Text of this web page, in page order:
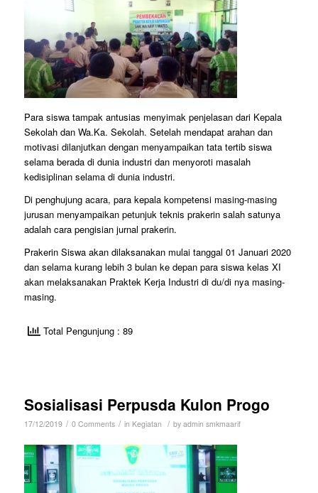
Para siswa tampak antusias menyimak penjelasan dari Kepala
Sekolah dan Wa.Ka. Sekolah. Setelah mendapat arahan dan
motivasi dilanjutkan dengan menyampaikan tata tertib siswa
selama berada di dunia industri dan menyoroti masalah
kedisiplinan selama di dunia industri.
Di penghujung acara, para kepala kompetensi masing-masing
jurusan menyampaikan petunjuk teknis prakerin salah satunya
adalah cara pengisian jurnal prakerin.
Prakerin Siswa akan dilaksanakan mulai tanggal 01 Januari 2020
dan selama kurang lebih 3 bulan ke depan para siswa kelas XI
akan melaksanakan Praktek Kerja Industri di du/di nya masing-
masing.
Total Pengunjung : 89
Sosialisasi Perpusda Kulon Progo
17/12/2019 / 0 Comments / in Kegiatan / by admin smkmaarif